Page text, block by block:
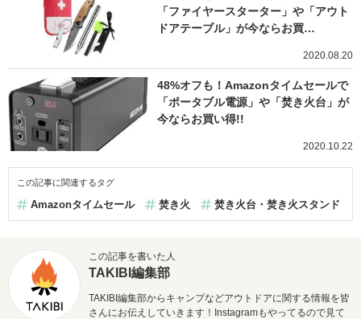
「ファイヤースターター」や「アウト
ドアテーブル」が今ならお買…
2020.08.20
48%オフも！Amazonタイムセールで
「ポータブル電源」や「焚き火台」が
今ならお買い得!!
2020.10.22
この記事に関連するタグ
Amazonタイムセール 焚き火 焚き火台・焚き火スタンド
この記事を書いた人
TAKIBI編集部
TAKIBI編集部からキャンプなどアウトドアに関する情報を皆
さんにお伝えしていきます！Instagramもやってるので見て